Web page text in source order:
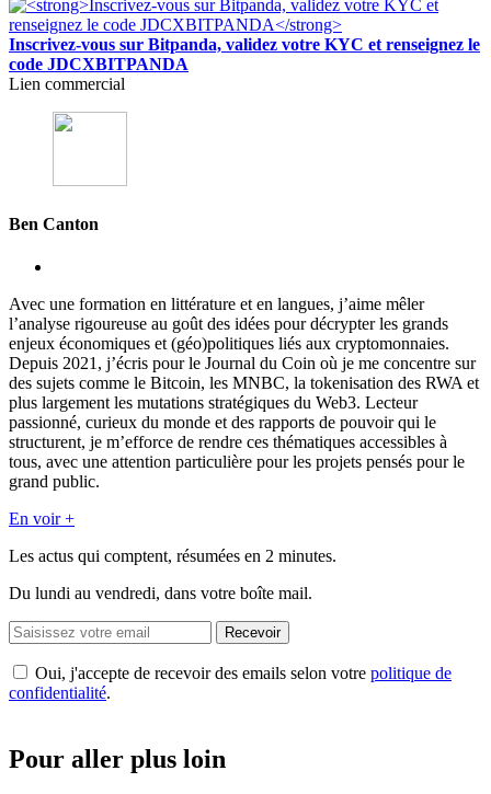
Inscrivez-vous sur Bitpanda, validez votre KYC et renseignez le
code JDCXBITPANDA
Lien commercial
Ben Canton
Avec une formation en littérature et en langues, j’aime mêler
l’analyse rigoureuse au goût des idées pour décrypter les grands
enjeux économiques et (géo)politiques liés aux cryptomonnaies.
Depuis 2021, j’écris pour le Journal du Coin où je me concentre sur
des sujets comme le Bitcoin, les MNBC, la tokenisation des RWA et
plus largement les mutations stratégiques du Web3. Lecteur
passionné, curieux du monde et des rapports de pouvoir qui le
structurent, je m’efforce de rendre ces thématiques accessibles à
tous, avec une attention particulière pour les projets pensés pour le
grand public.
En voir +
Les actus qui comptent, résumées en 2 minutes.
Du lundi au vendredi, dans votre boîte mail.
Recevoir
Oui, j'accepte de recevoir des emails selon votre politique de
confidentialité.
Pour aller plus loin